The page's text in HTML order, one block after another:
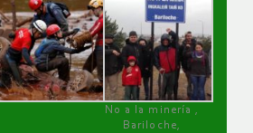
No a la minería ,
Bariloche,